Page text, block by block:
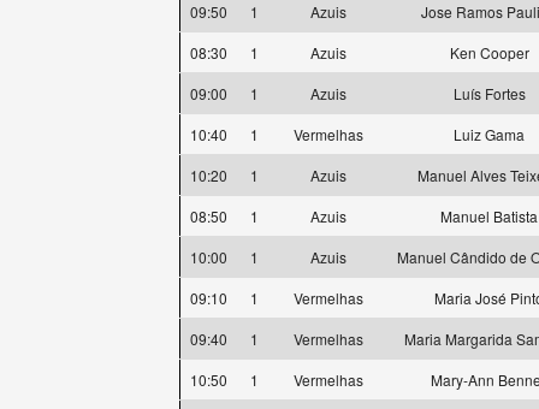
09:50
1 Azuis
Jose Ramos
08:30
1 Azuis
Ken Cooper
09:00
1 Azuis
Luís Fortes
10:40
1 Vermelhas
Luiz Gama
10:20
1 Azuis
Manuel Alves
08:50
1 Azuis
Manuel Batista
10:00
1 Azuis
Manuel Cândido de
09:10
1 Vermelhas
Maria José
09:40
1 Vermelhas
Maria Margarida
10:50
1 Vermelhas
Mary-Ann